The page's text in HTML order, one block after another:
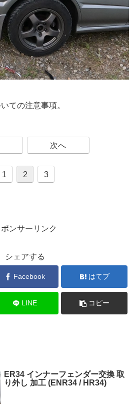
ての注意事項。
次へ
1 2 3
ポンサーリンク
シェアする
Facebook はてブ
LINE コピー
ER34 インナーフェンダー交換 取
り外し 加工 (ENR34 / HR34)